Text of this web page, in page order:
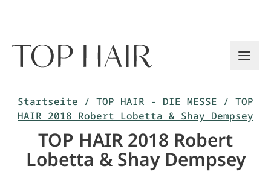
Startseite / TOP HAIR - DIE MESSE / TOP
HAIR 2018 Robert Lobetta & Shay Dempsey
TOP HAIR 2018 Robert
Lobetta & Shay Dempsey